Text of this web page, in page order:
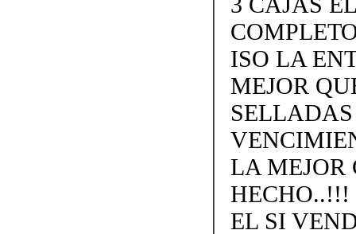
ISO LA
MEJOR
LA MEJOR
HECHO..!!!
EL SI